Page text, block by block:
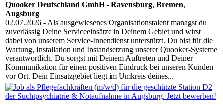
Quooker Deutschland GmbH- Ravensburg, Bremen,
Augsburg
02.07.2026 - Als ausgewiesenes Organisationstalent managst du
zuverlässig Deine Serviceeinsätze in Deinem Gebiet und wirst
dabei von unserem Service-Innendienst unterstützt. Du bist für die
Wartung, Installation und Instandsetzung unserer Quooker-Systeme
verantwortlich. Du sorgst mit Deinem Auftreten und Deiner
Kommunikation für einen positiven Eindruck bei unseren Kunden
vor Ort. Dein Einsatzgebiet liegt im Umkreis deines...